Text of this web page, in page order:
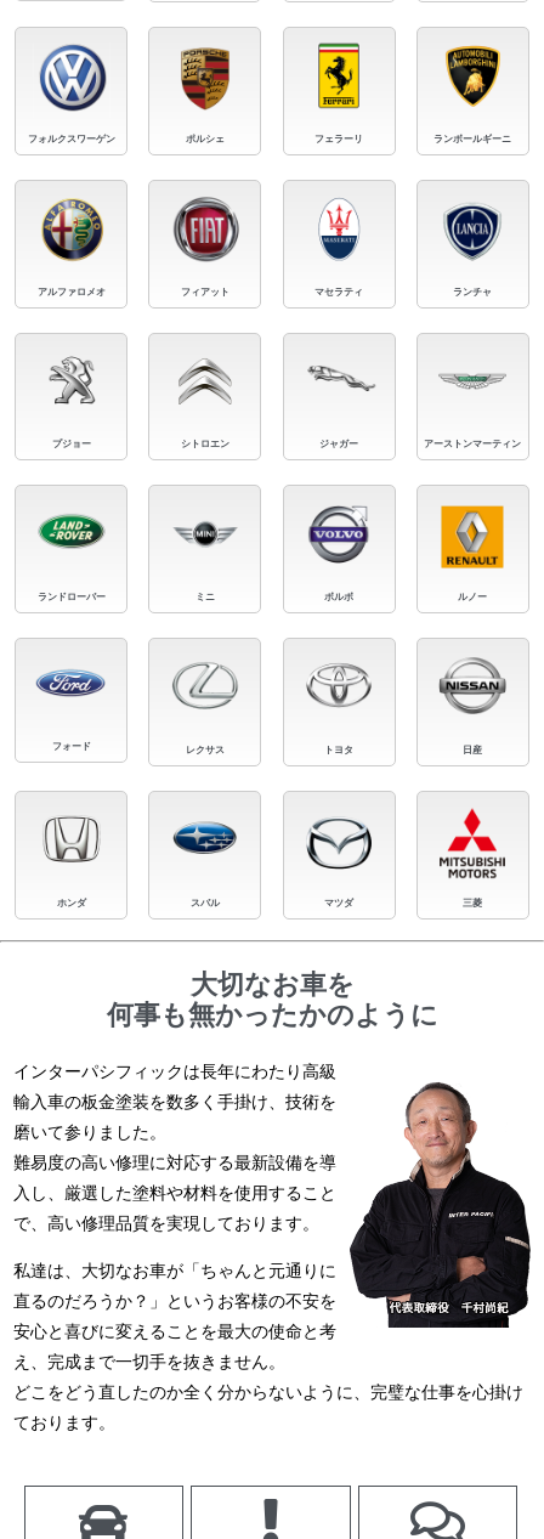
フォルクスワーゲン ポルシェ フェラーリ ランボールギーニ
アルファロメオ フィアット マセラティ ランチャ
プジョー シトロエン ジャガー アーストンマーティン
ランドローバー ミニ ボルボ ルノー
フォード レクサス トヨタ 日産
ホンダ スバル マツダ 三菱
大切なお車を
何事も無かったかのように
インターパシフィックは長年にわたり高級
輸入車の板金塗装を数多く手掛け、技術を
磨いて参りました。
難易度の高い修理に対応する最新設備を導
入し、厳選した塗料や材料を使用すること
で、高い修理品質を実現しております。
私達は、大切なお車が「ちゃんと元通りに
直るのだろうか？」というお客様の不安を
安心と喜びに変えることを最大の使命と考
え、完成まで一切手を抜きません。
どこをどう直したのか全く分からないように、完璧な仕事を心掛け
ております。